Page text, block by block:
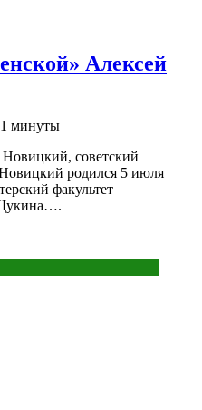
Алексей
1 минуты
советский
родился 5 июля
факультет